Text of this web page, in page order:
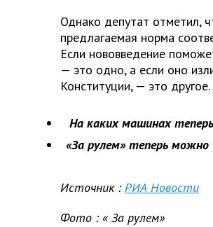
Однако депутат отметил,
предлагаемая норма
Если нововведение
— это одно, а если оно
Конституции, — это другое.
На каких машинах
«За рулем» теперь
Источник : РИА Новости
Фото : « За рулем»